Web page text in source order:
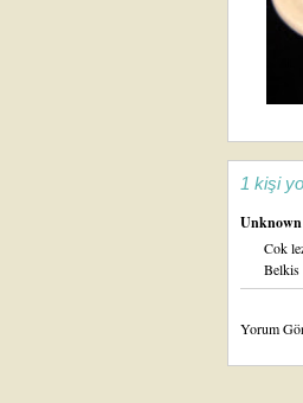
1 kişi
Unknown
Cok
Belkis
Yorum